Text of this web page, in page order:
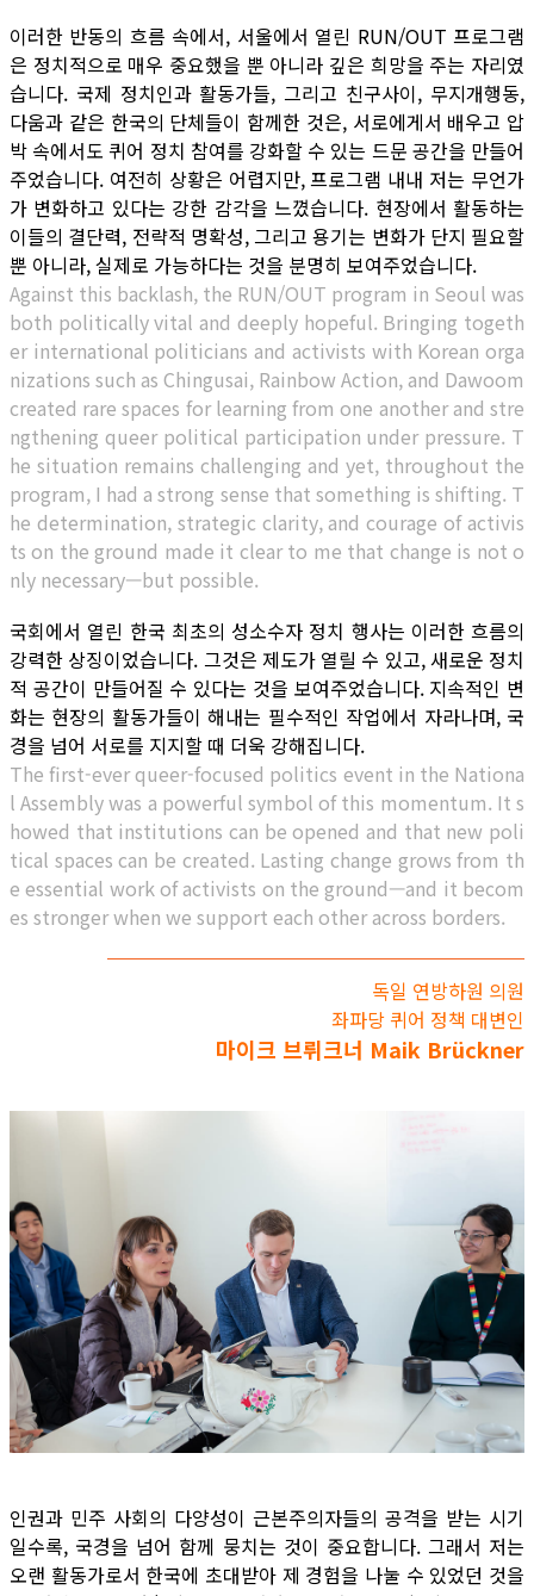
이러한 반동의 흐름 속에서, 서울에서 열린 RUN/OUT 프로그램
은 정치적으로 매우 중요했을 뿐 아니라 깊은 희망을 주는 자리였
습니다. 국제 정치인과 활동가들, 그리고 친구사이, 무지개행동,
다움과 같은 한국의 단체들이 함께한 것은, 서로에게서 배우고 압
박 속에서도 퀴어 정치 참여를 강화할 수 있는 드문 공간을 만들어
주었습니다. 여전히 상황은 어렵지만, 프로그램 내내 저는 무언가
가 변화하고 있다는 강한 감각을 느꼈습니다. 현장에서 활동하는
이들의 결단력, 전략적 명확성, 그리고 용기는 변화가 단지 필요할
뿐 아니라, 실제로 가능하다는 것을 분명히 보여주었습니다.
Against this backlash, the RUN/OUT program in Seoul was
both politically vital and deeply hopeful. Bringing togeth
er international politicians and activists with Korean orga
nizations such as Chingusai, Rainbow Action, and Dawoom
created rare spaces for learning from one another and stre
ngthening queer political participation under pressure. T
he situation remains challenging and yet, throughout the
program, I had a strong sense that something is shifting. T
he determination, strategic clarity, and courage of activis
ts on the ground made it clear to me that change is not o
nly necessary—but possible.
국회에서 열린 한국 최초의 성소수자 정치 행사는 이러한 흐름의
강력한 상징이었습니다. 그것은 제도가 열릴 수 있고, 새로운 정치
적 공간이 만들어질 수 있다는 것을 보여주었습니다. 지속적인 변
화는 현장의 활동가들이 해내는 필수적인 작업에서 자라나며, 국
경을 넘어 서로를 지지할 때 더욱 강해집니다.
The first-ever queer-focused politics event in the Nationa
l Assembly was a powerful symbol of this momentum. It s
howed that institutions can be opened and that new poli
tical spaces can be created. Lasting change grows from th
e essential work of activists on the ground—and it becom
es stronger when we support each other across borders.
독일 연방하원 의원
좌파당 퀴어 정책 대변인
마이크 브뤼크너 Maik Brückner
인권과 민주 사회의 다양성이 근본주의자들의 공격을 받는 시기
일수록, 국경을 넘어 함께 뭉치는 것이 중요합니다. 그래서 저는
오랜 활동가로서 한국에 초대받아 제 경험을 나눌 수 있었던 것을